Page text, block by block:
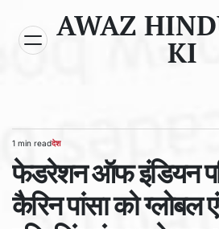
content
AWAZ
KI
Estimated
read
time
1 min readPOSTED
IN
देश
फेडरेशन ऑफ इंडियन
कैरिन पांसा को